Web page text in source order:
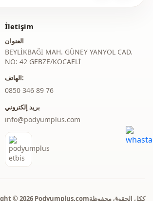
İletişim
العنوان
BEYLİKBAĞI MAH. GÜNEY YANYOL CAD.
NO: 42 GEBZE/KOCAELİ
الهاتف:
‎0850 346 89 76
بريد إلكتروني
info@podyumplus.com
Copyright © 2026 Podyumplus.comككل الحقوق محفوظة